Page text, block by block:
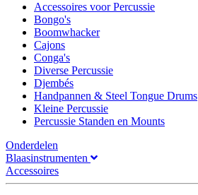
Accessoires voor Percussie
Bongo's
Boomwhacker
Cajons
Conga's
Diverse Percussie
Djembés
Handpannen & Steel Tongue Drums
Kleine Percussie
Percussie Standen en Mounts
Onderdelen
Blaasinstrumenten
Accessoires